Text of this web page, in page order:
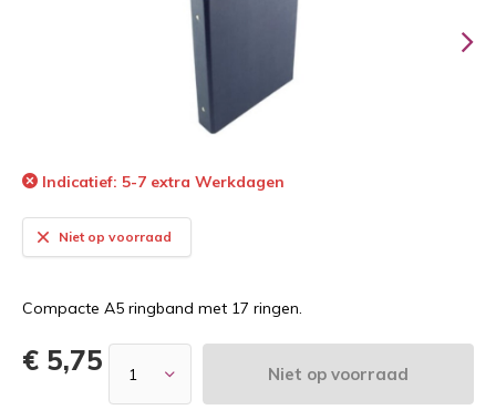
Indicatief: 5-7 extra Werkdagen
Niet op voorraad
Compacte A5 ringband met 17 ringen.
€ 5,75 Niet op voorraad